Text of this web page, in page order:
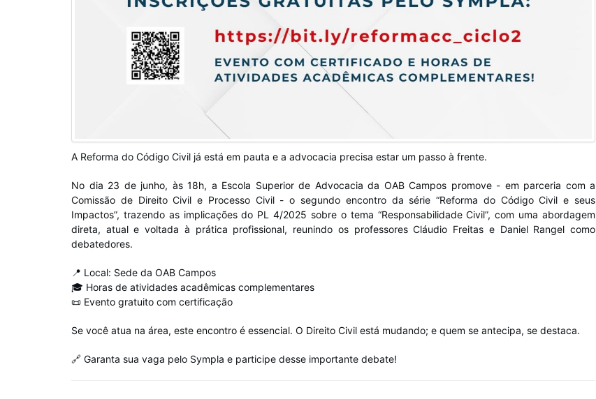
A Reforma do Código Civil já está em pauta e a advocacia precisa estar um passo à frente.
No dia 23 de junho, às 18h, a Escola Superior de Advocacia da OAB Campos promove - em parceria com a
Comissão de Direito Civil e Processo Civil - o segundo encontro da série “Reforma do Código Civil e seus
Impactos”, trazendo as implicações do PL 4/2025 sobre o tema “Responsabilidade Civil”, com uma abordagem
direta, atual e voltada à prática profissional, reunindo os professores Cláudio Freitas e Daniel Rangel como
debatedores.
📍 Local: Sede da OAB Campos
🎓 Horas de atividades acadêmicas complementares
📜 Evento gratuito com certificação
Se você atua na área, este encontro é essencial. O Direito Civil está mudando; e quem se antecipa, se destaca.
🔗 Garanta sua vaga pelo Sympla e participe desse importante debate!